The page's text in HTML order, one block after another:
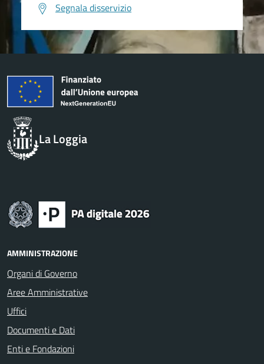
Segnala disservizio
La Loggia
AMMINISTRAZIONE
Organi di Governo
Aree Amministrative
Uffici
Documenti e Dati
Enti e Fondazioni